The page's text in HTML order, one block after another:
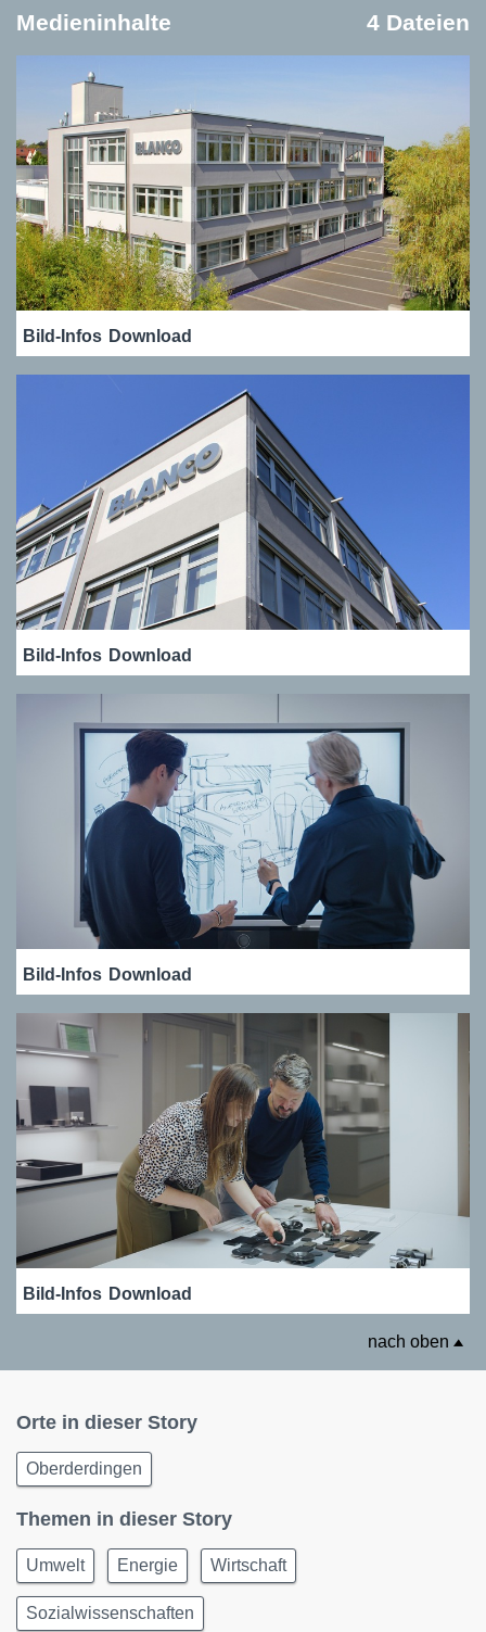
Medieninhalte 4 Dateien
Bild-Infos Download
Bild-Infos Download
Bild-Infos Download
Bild-Infos Download
nach oben
Orte in dieser Story
Oberderdingen
Themen in dieser Story
Umwelt Energie Wirtschaft
Sozialwissenschaften